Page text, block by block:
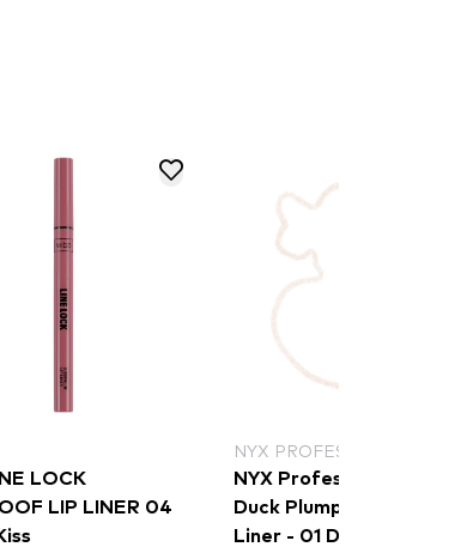
LOCK
LIP LINER 04
NYX PROFESSIONAL
NYX Professional
Duck Plump Plumping Lip
Liner - 01 Ducking Clear